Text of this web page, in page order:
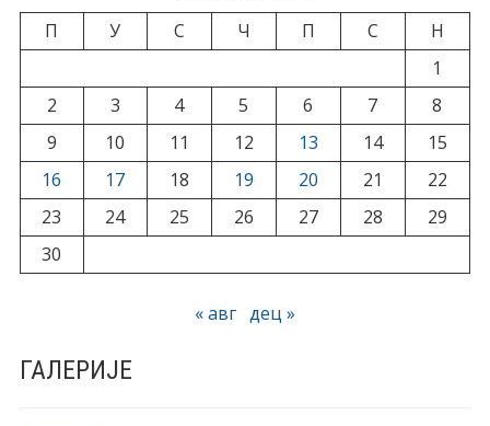
П У С Ч П С
Н
1
2
3 4 5 6 7
8
9
10 11 12 13 14
15
16
17 18 19 20 21
22
23
24 25 26 27 28
29
30
« авг дец »
ГАЛЕРИЈЕ